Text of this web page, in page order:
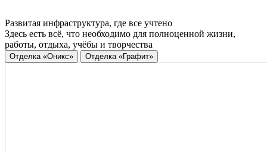
Развитая инфраструктура, где все учтено
Здесь есть всё, что необходимо для полноценной жизни,
работы, отдыха, учёбы и творчества
Отделка «Оникс» Отделка «Графит»